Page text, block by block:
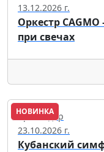
13.12.2026 г.
Оркестр
при свечах
НОВИНКА
Краснодар
23.10.2026 г.
Кубанский